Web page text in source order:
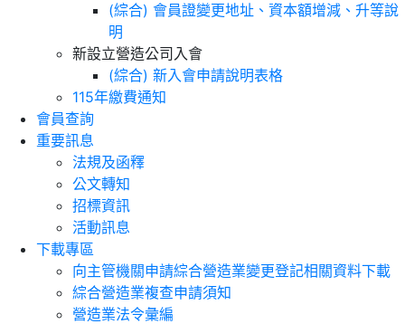
(綜合) 會員證變更地址、資本額增減、升等說
明
新設立營造公司入會
(綜合) 新入會申請說明表格
115年繳費通知
會員查詢
重要訊息
法規及函釋
公文轉知
招標資訊
活動訊息
下載專區
向主管機關申請綜合營造業變更登記相關資料下載
綜合營造業複查申請須知
營造業法令彙編